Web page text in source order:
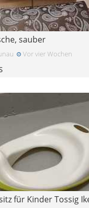
sauber
Vor vier Wochen
für Kinder Tossig